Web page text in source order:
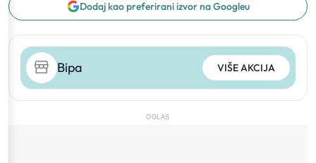
Dodaj kao preferirani izvor na Googleu
Bipa VIŠE AKCIJA
OGLAS